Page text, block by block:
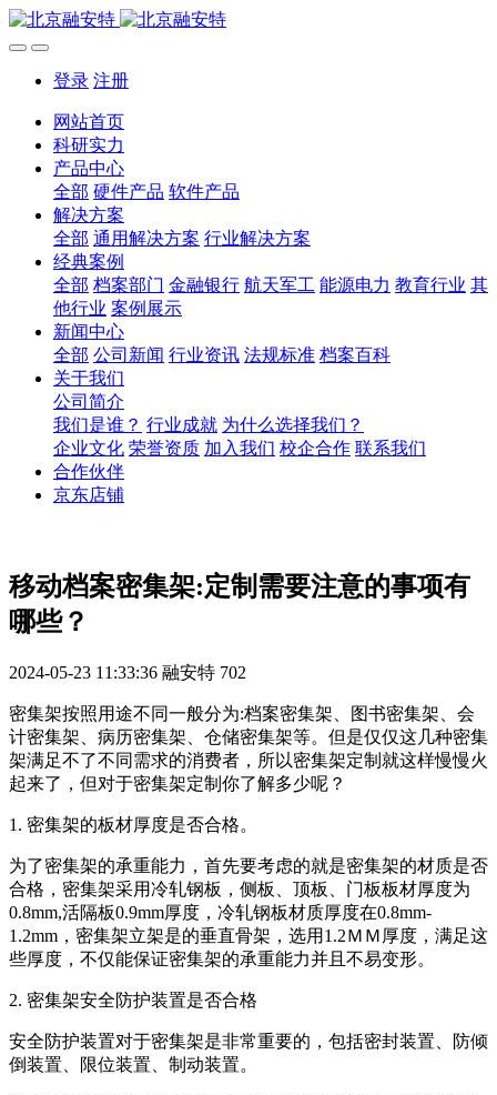
登录 注册
网站首页
科研实力
产品中心
全部 硬件产品 软件产品
解决方案
全部 通用解决方案 行业解决方案
经典案例
全部 档案部门 金融银行 航天军工 能源电力 教育行业 其
他行业 案例展示
新闻中心
全部 公司新闻 行业资讯 法规标准 档案百科
关于我们
公司简介
我们是谁？ 行业成就 为什么选择我们？
企业文化 荣誉资质 加入我们 校企合作 联系我们
合作伙伴
京东店铺
移动档案密集架:定制需要注意的事项有
哪些？
2024-05-23 11:33:36 融安特 702
密集架按照用途不同一般分为:档案密集架、图书密集架、会
计密集架、病历密集架、仓储密集架等。但是仅仅这几种密集
架满足不了不同需求的消费者，所以密集架定制就这样慢慢火
起来了，但对于密集架定制你了解多少呢？
1. 密集架的板材厚度是否合格。
为了密集架的承重能力，首先要考虑的就是密集架的材质是否
合格，密集架采用冷轧钢板，侧板、顶板、门板板材厚度为
0.8mm,活隔板0.9mm厚度，冷轧钢板材质厚度在0.8mm-
1.2mm，密集架立架是的垂直骨架，选用1.2ＭＭ厚度，满足这
些厚度，不仅能保证密集架的承重能力并且不易变形。
2. 密集架安全防护装置是否合格
安全防护装置对于密集架是非常重要的，包括密封装置、防倾
倒装置、限位装置、制动装置。